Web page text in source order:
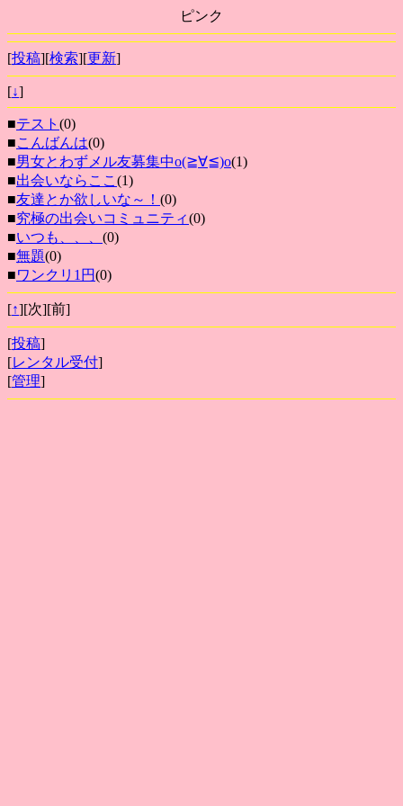
ピンク
[投稿][検索][更新]
[↓]
■テスト (0)
■こんばんは(0)
■男女とわずメル友募集中o(≧∀≦)o(1)
■出会いならここ (1)
■友達とか欲しいな～！ (0)
■究極の出会いコミュニティ(0)
■いつも、、、 (0)
■無題(0)
■ワンクリ1円(0)
[↑][次][前]
[投稿]
[レンタル受付]
[管理]